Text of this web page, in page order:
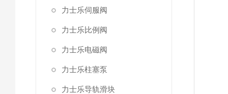
力士乐伺服阀
力士乐比例阀
力士乐电磁阀
力士乐柱塞泵
力士乐导轨滑块